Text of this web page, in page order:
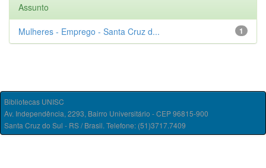
Assunto
1
Mulheres - Emprego - Santa Cruz d...
Bibliotecas UNISC
Av. Independência, 2293, Bairro Universitário - CEP 96815-900
Santa Cruz do Sul - RS / Brasil. Telefone: (51)3717.7409